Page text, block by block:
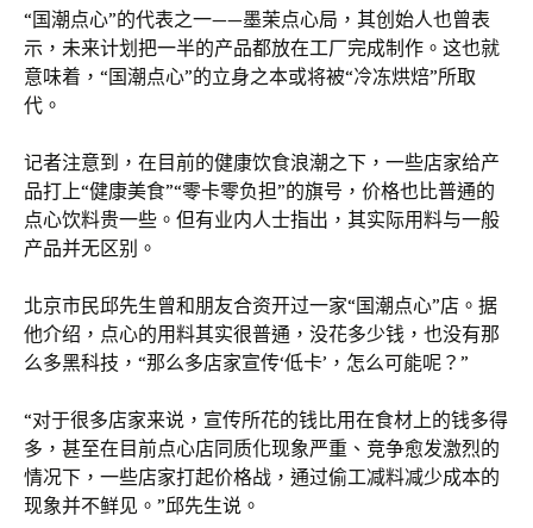
“国潮点心”的代表之一——墨茉点心局，其创始人也曾表
示，未来计划把一半的产品都放在工厂完成制作。这也就
意味着，“国潮点心”的立身之本或将被“冷冻烘焙”所取
代。
记者注意到，在目前的健康饮食浪潮之下，一些店家给产
品打上“健康美食”“零卡零负担”的旗号，价格也比普通的
点心饮料贵一些。但有业内人士指出，其实际用料与一般
产品并无区别。
北京市民邱先生曾和朋友合资开过一家“国潮点心”店。据
他介绍，点心的用料其实很普通，没花多少钱，也没有那
么多黑科技，“那么多店家宣传‘低卡’，怎么可能呢？”
“对于很多店家来说，宣传所花的钱比用在食材上的钱多得
多，甚至在目前点心店同质化现象严重、竞争愈发激烈的
情况下，一些店家打起价格战，通过偷工减料减少成本的
现象并不鲜见。”邱先生说。